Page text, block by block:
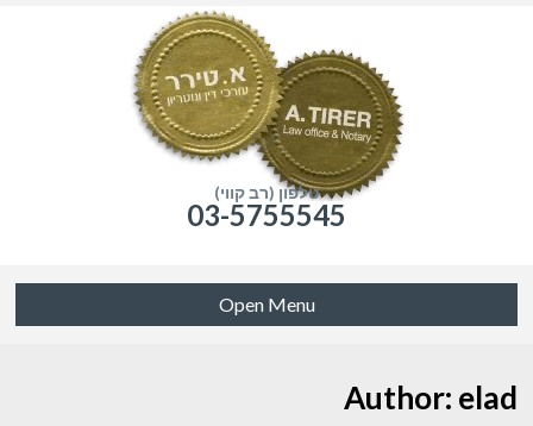
טלפון (רב קווי)
03-5755545
Open Menu
Author: elad